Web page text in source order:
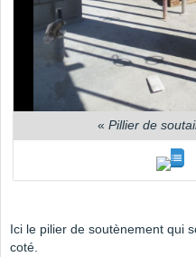
« Pillier de
Ici le pilier de soutènement qui
coté.